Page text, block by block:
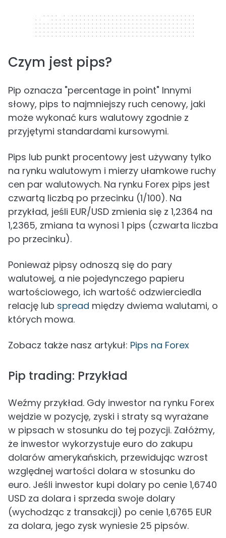
320 x 50
Czym jest pips?
Pip oznacza "percentage in point" Innymi
słowy, pips to najmniejszy ruch cenowy, jaki
może wykonać kurs walutowy zgodnie z
przyjętymi standardami kursowymi.
Pips lub punkt procentowy jest używany tylko
na rynku walutowym i mierzy ułamkowe ruchy
cen par walutowych. Na rynku Forex pips jest
czwartą liczbą po przecinku (1/100). Na
przykład, jeśli EUR/USD zmienia się z 1,2364 na
1,2365, zmiana ta wynosi 1 pips (czwarta liczba
po przecinku).
Ponieważ pipsy odnoszą się do pary
walutowej, a nie pojedynczego papieru
wartościowego, ich wartość odzwierciedla
relację lub spread między dwiema walutami, o
których mowa.
Zobacz także nasz artykuł: Pips na Forex
Pip trading: Przykład
Weźmy przykład. Gdy inwestor na rynku Forex
wejdzie w pozycję, zyski i straty są wyrażane
w pipsach w stosunku do tej pozycji. Załóżmy,
że inwestor wykorzystuje euro do zakupu
dolarów amerykańskich, przewidując wzrost
względnej wartości dolara w stosunku do
euro. Jeśli inwestor kupi dolary po cenie 1,6740
USD za dolara i sprzeda swoje dolary
(wychodząc z transakcji) po cenie 1,6765 EUR
za dolara, jego zysk wyniesie 25 pipsów.